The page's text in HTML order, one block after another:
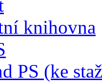
knihovna
PS (ke